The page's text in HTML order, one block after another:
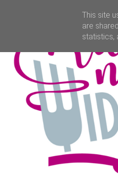
This site
are
statistics,